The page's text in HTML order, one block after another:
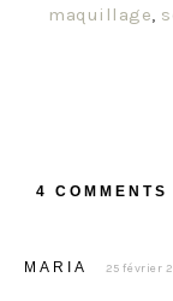
maquillage,
4 COMMENTS
MARIA 25 février